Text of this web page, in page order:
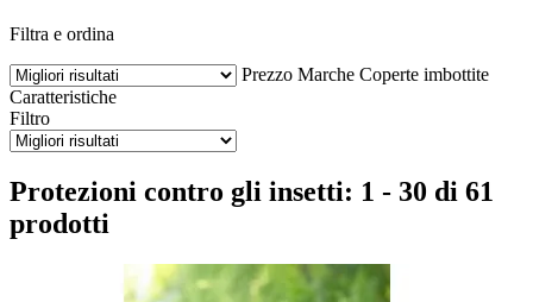
Filtra e ordina
Prezzo Marche Coperte imbottite
Caratteristiche
Filtro
Protezioni contro gli insetti: 1 - 30 di 61
prodotti